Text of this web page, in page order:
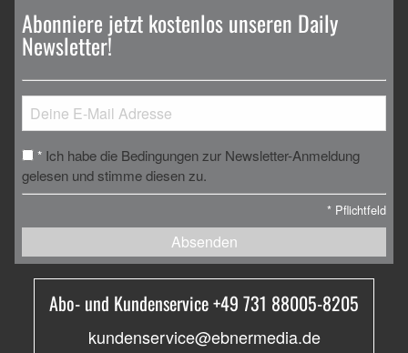
Abonniere jetzt kostenlos unseren Daily
Newsletter!
* Ich habe die Bedingungen zur Newsletter-Anmeldung
gelesen und stimme diesen zu.
* Pflichtfeld
Absenden
Abo- und Kundenservice +49 731 88005-8205
kundenservice@ebnermedia.de